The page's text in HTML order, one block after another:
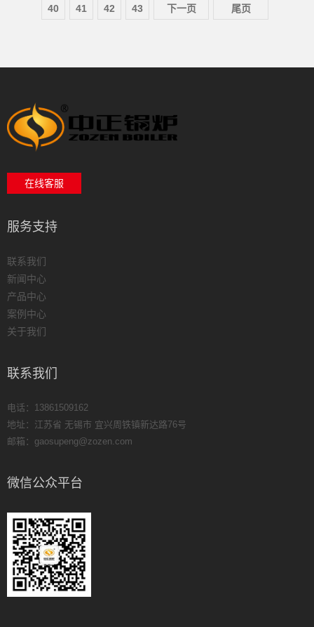
40 41 42 43 下一页 尾页
在线客服
服务支持
联系我们
新闻中心
产品中心
案例中心
关于我们
联系我们
电话：13861509162
地址：江苏省 无锡市 宜兴周铁镇新达路76号
邮箱： gaosupeng@zozen.com
微信公众平台